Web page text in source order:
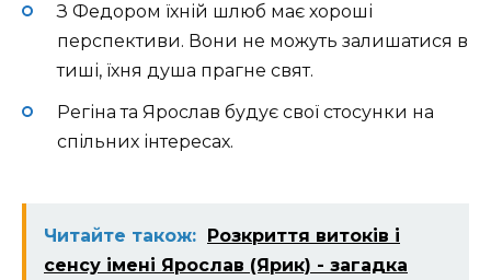
З Федором їхній шлюб має хороші
перспективи. Вони не можуть залишатися в
тиші, їхня душа прагне свят.
Регіна та Ярослав будує свої стосунки на
спільних інтересах.
Читайте також: Розкриття витоків і
сенсу імені Ярослав (Ярик) - загадка